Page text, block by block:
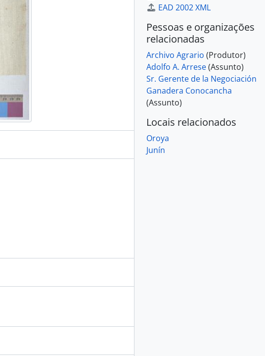
EAD 2002 XML
Pessoas e organizações
relacionadas
Archivo Agrario (Produtor)
Adolfo A. Arrese(Assunto)
Sr. Gerente de la Negociación
Ganadera Conocancha
(Assunto)
Locais relacionados
Oroya
Junín